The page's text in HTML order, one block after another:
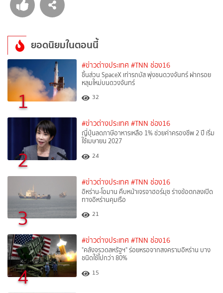
ยอดนิยมในตอนนี้
1
#ข่าวต่างประเทศ #TNN ช่อง16
ชิ้นส่วน SpaceX เท่ารถบัส พุ่งชนดวงจันทร์ ฝากรอย
หลุมใหม่บนดวงจันทร์
32
2
#ข่าวต่างประเทศ #TNN ช่อง16
ญี่ปุ่นลดภาษีอาหารเหลือ 1% ช่วยค่าครองชีพ 2 ปี เริ่ม
ใช้เมษายน 2027
24
3
#ข่าวต่างประเทศ #TNN ช่อง16
อิหร่าน-โอมาน คืบหน้าเจรจาฮอร์มุซ ร่างข้อตกลงเปิด
ทางอิหร่านคุมเรือ
21
4
#ข่าวต่างประเทศ #TNN ช่อง16
"คลังจรวดสหรัฐฯ" ร่อยหรอจากสงครามอิหร่าน บาง
ชนิดใช้ไปกว่า 80%
15